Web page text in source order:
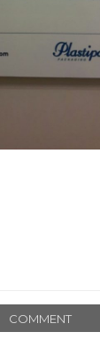
COMMENT